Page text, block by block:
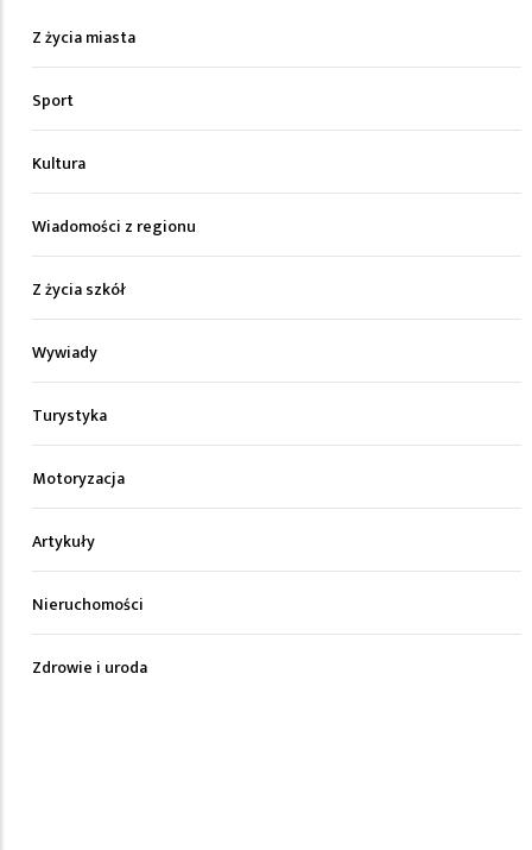
Z życia miasta
Sport
Kultura
Wiadomości z regionu
Z życia szkół
Wywiady
Turystyka
Motoryzacja
Artykuły
Nieruchomości
Zdrowie i uroda